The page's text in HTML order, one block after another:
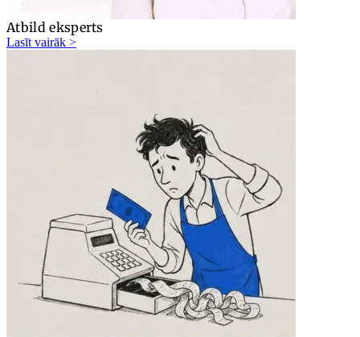
Atbild eksperts
Lasīt vairāk >